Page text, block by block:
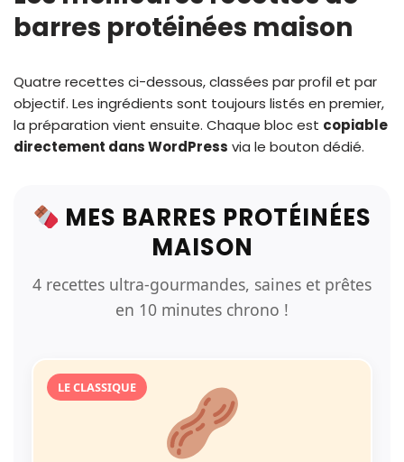
barres protéinées maison
Quatre recettes ci-dessous, classées par profil et par
objectif. Les ingrédients sont toujours listés en premier,
la préparation vient ensuite. Chaque bloc est copiable
directement dans WordPress via le bouton dédié.
MES BARRES PROTÉINÉES
MAISON
4 recettes ultra-gourmandes, saines et prêtes
en 10 minutes chrono !
LE CLASSIQUE